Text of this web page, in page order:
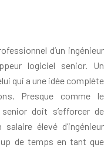
d’un ingénieur
logiciel senior. Un
qui a une idée complète
Presque comme le
doit s’efforcer de
élevé d’ingénieur
de temps en tant que